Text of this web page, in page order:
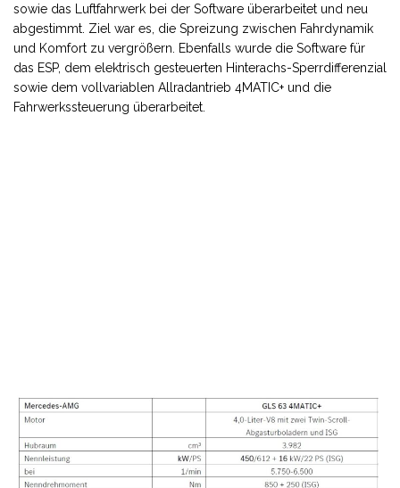
sowie das Luftfahrwerk bei der Software überarbeitet und neu
abgestimmt. Ziel war es, die Spreizung zwischen Fahrdynamik
und Komfort zu vergrößern. Ebenfalls wurde die Software für
das ESP, dem elektrisch gesteuerten Hinterachs-Sperrdifferenzial
sowie dem vollvariablen Allradantrieb 4MATIC+ und die
Fahrwerkssteuerung überarbeitet.